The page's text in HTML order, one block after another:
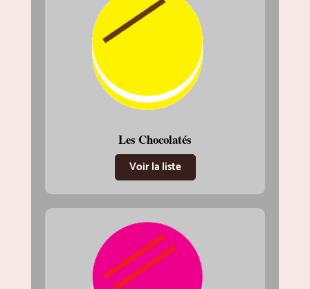
Les Chocolatés
Voir la liste